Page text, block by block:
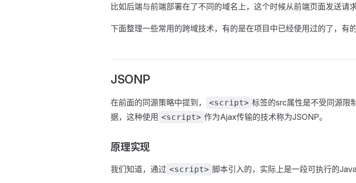
比如后端与前端部署在了不同的域名上，这个时候从前端页面发送请
下面整理一些常用的跨域技术，有的是在项目中已经使用过的了，有
JSONP
在前面的同源策略中提到， <script> 标签的src属性是不受同源限
据，这种使用 <script> 作为Ajax传输的技术称为JSONP。
原理实现
我们知道，通过 <script> 脚本引入的，实际上是一段可执行的